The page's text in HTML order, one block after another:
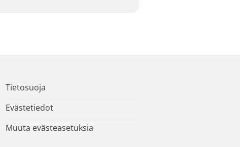
Tietosuoja
Evästetiedot
Muuta evästeasetuksia